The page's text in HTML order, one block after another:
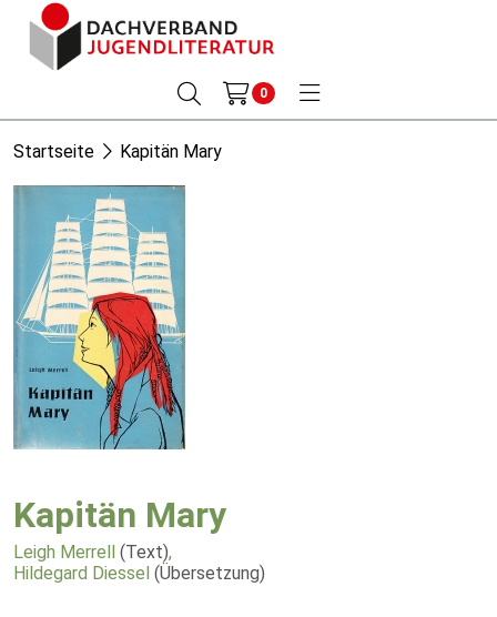
0
Startseite Kapitän Mary
Kapitän Mary
Leigh Merrell (Text),
Hildegard Diessel (Übersetzung)